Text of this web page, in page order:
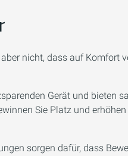
nicht, dass auf Komfort
Gerät und bieten
Sie Platz und
sorgen dafür, dass